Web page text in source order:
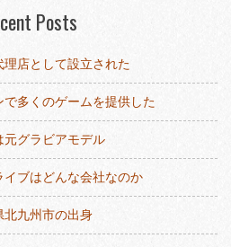
Posts
理店として設立された
で多くのゲームを提供した
元グラビアモデル
イブはどんな会社なのか
北九州市の出身